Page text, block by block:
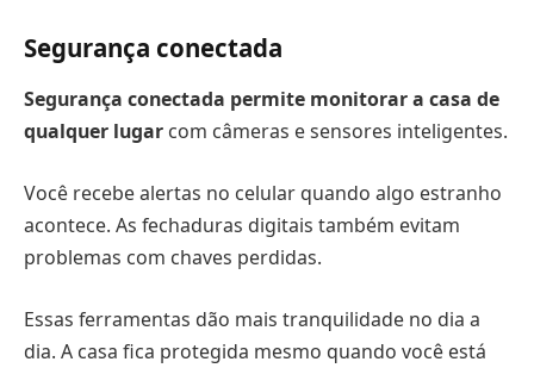
Segurança conectada
Segurança conectada permite monitorar a casa de
qualquer lugar com câmeras e sensores inteligentes.
Você recebe alertas no celular quando algo estranho
acontece. As fechaduras digitais também evitam
problemas com chaves perdidas.
Essas ferramentas dão mais tranquilidade no dia a
dia. A casa fica protegida mesmo quando você está